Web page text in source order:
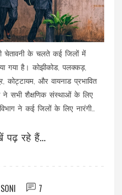
चेतावनी के चलते कई जिलों में
गया है। कोझीकोड, पलक्कड़,
कोट्टायम, और वायनाड प्रभावित
ने सभी शैक्षणिक संस्थाओं के लिए
ने कई जिलों के लिए नारंगी
पढ़ रहे हैं...
7